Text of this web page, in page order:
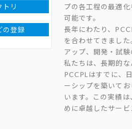
リ
の登録
プの各工程の最適
可能です。
長年にわたり、
を合わせてきまし
アップ、開発・試
私たちは、長期的
PCCPLはすでに、
ーシップを築いて
います。この実績
めに卓越したサー